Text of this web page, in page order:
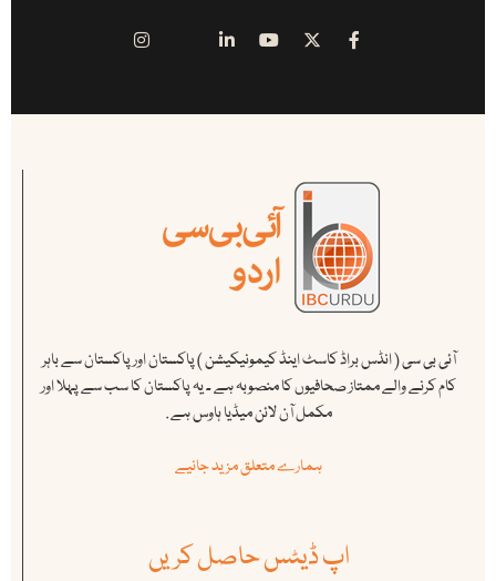
آئی بی سی ( انڈس براڈ کاسٹ اینڈ کیمونیکیشن ) پاکستان اور پاکستان سے باہر
کام کرنے والے ممتاز صحافیوں کا منصوبہ ہے ۔ یہ پاکستان کا سب سے پہلا اور
مکمل آن لائن میڈیا ہاوس ہے .
ہمارے متعلق مزید جانیے
اپ ڈیٹس حاصل کریں